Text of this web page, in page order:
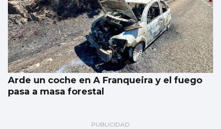
Arde un coche en A Franqueira y el fuego
pasa a masa forestal